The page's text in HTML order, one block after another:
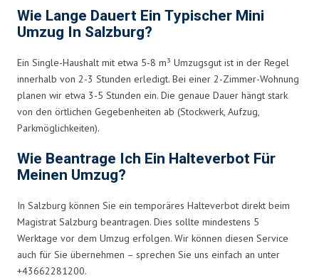
Wie Lange Dauert Ein Typischer Mini
Umzug In Salzburg?
Ein Single-Haushalt mit etwa 5-8 m³ Umzugsgut ist in der Regel
innerhalb von 2-3 Stunden erledigt. Bei einer 2-Zimmer-Wohnung
planen wir etwa 3-5 Stunden ein. Die genaue Dauer hängt stark
von den örtlichen Gegebenheiten ab (Stockwerk, Aufzug,
Parkmöglichkeiten).
Wie Beantrage Ich Ein Halteverbot Für
Meinen Umzug?
In Salzburg können Sie ein temporäres Halteverbot direkt beim
Magistrat Salzburg beantragen. Dies sollte mindestens 5
Werktage vor dem Umzug erfolgen. Wir können diesen Service
auch für Sie übernehmen – sprechen Sie uns einfach an unter
+43662281200.